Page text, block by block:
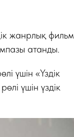
жанрлық фильм
атанды.
үшін «Үздік
үшін үздік